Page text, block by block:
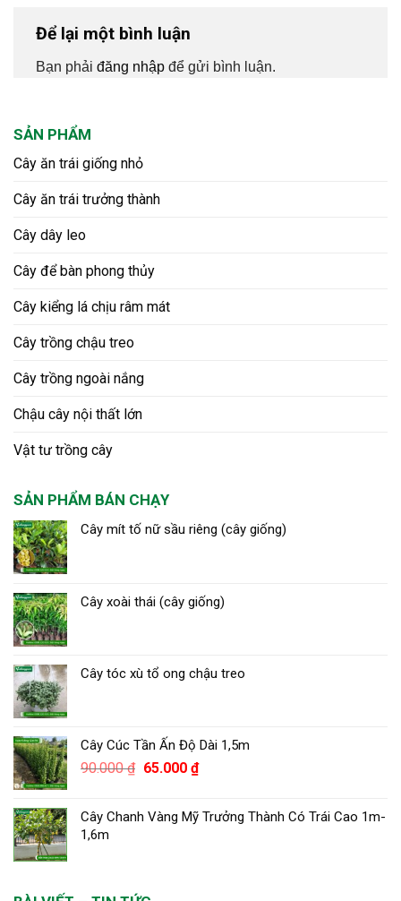
SẢN PHẨM
Cây ăn trái giống nhỏ
Cây ăn trái trưởng thành
Cây dây leo
Cây để bàn phong thủy
Cây kiểng lá chịu râm mát
Cây trồng chậu treo
Cây trồng ngoài nắng
Chậu cây nội thất lớn
Vật tư trồng cây
SẢN PHẨM BÁN CHẠY
Cây mít tố nữ sầu riêng (cây giống)
Cây xoài thái (cây giống)
Cây tóc xù tổ ong chậu treo
Cây Cúc Tần Ấn Độ Dài 1,5m
90.000₫ Giá
90.000 ₫.
65.000 ₫Giá
là:
Cây Chanh Vàng Mỹ Trưởng Thành Có Trái Cao 1m-
1,6m
Để lại một bình luận
Bạn phải đăng nhập để gửi bình luận.